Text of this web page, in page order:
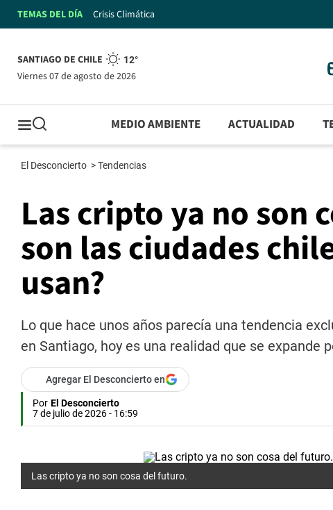
TEMAS DEL DÍA Crisis Climática
SANTIAGO DE CHILE 12°
viernes 07 de agosto de 2026
MEDIO AMBIENTE ACTUALIDAD
El Desconcierto >Tendencias
Las cripto ya no son
son las ciudades
usan?
Lo que hace unos años parecía una tendencia
en Santiago, hoy es una realidad que se expande
Agregar El Desconcierto en
Por El Desconcierto
7 de julio de 2026 - 16:59
Las cripto ya no son cosa del futuro.